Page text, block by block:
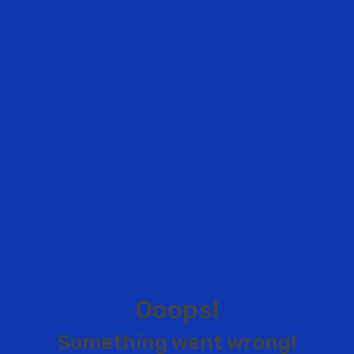
Ooops!
Something went wrong!